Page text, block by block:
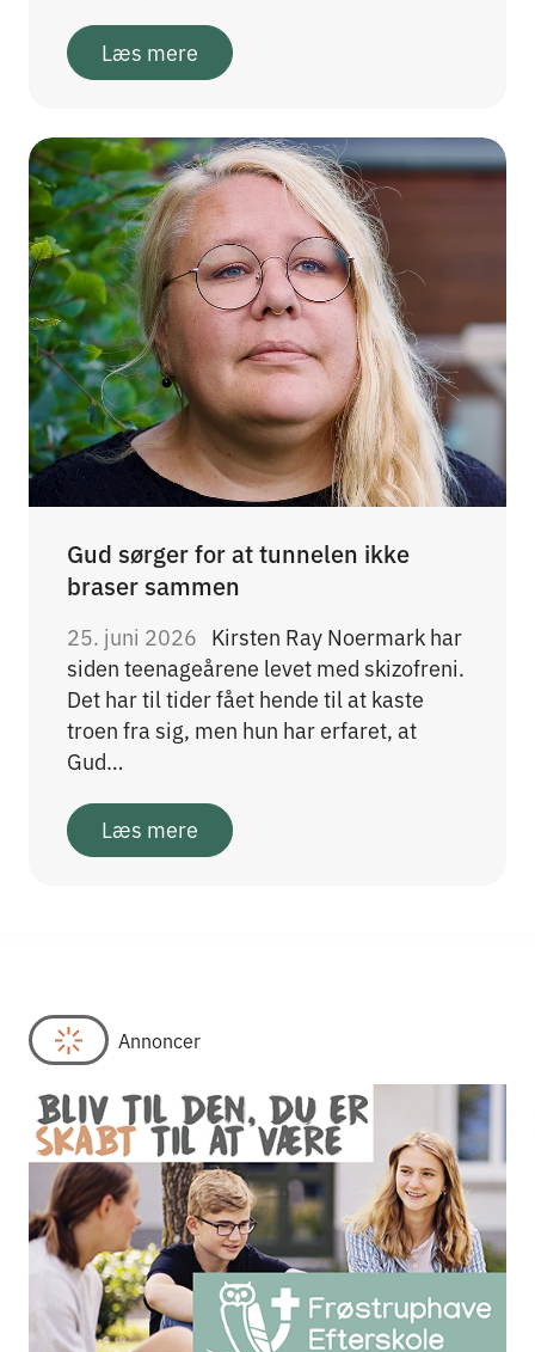
Læs mere
Gud sørger for at tunnelen ikke
braser sammen
25. juni 2026 Kirsten Ray Noermark har
siden teenageårene levet med skizofreni.
Det har til tider fået hende til at kaste
troen fra sig, men hun har erfaret, at
Gud…
Læs mere
Annoncer